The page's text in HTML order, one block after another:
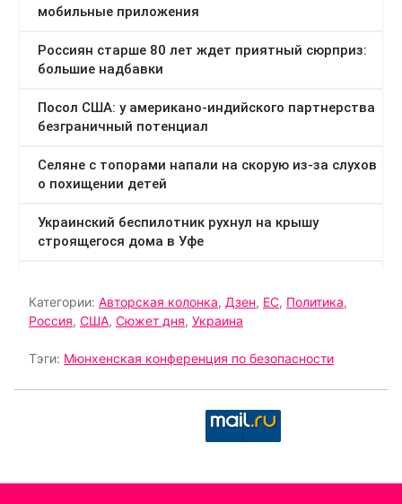
Категории: Авторская колонка, Дзен, ЕС, Политика,
Россия, США, Сюжет дня, Украина
Тэги: Мюнхенская конференция по безопасности